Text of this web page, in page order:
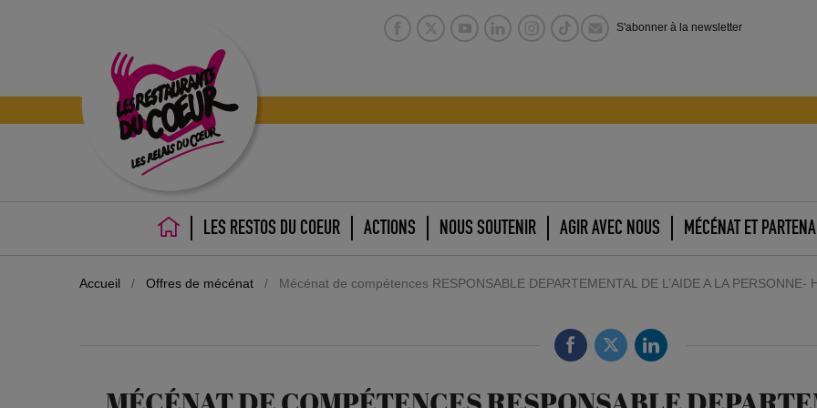
S'abonner à la newsletter
ACCUEILLES RESTOS DU COEUR ACTIONS NOUS SOUTENIR AGIR AVEC NOUS MÉCÉNAT ET
Accueil / Offres de mécénat / Mécénat de compétences RESPONSABLE DEPARTEMENTAL DE L’AIDE A LA PERSONNE-